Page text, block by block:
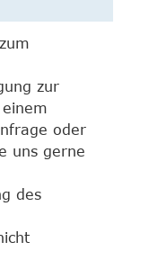
zur
oder
uns gerne
des